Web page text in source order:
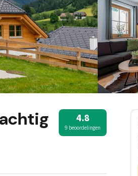
4.8
9 beoordelingen